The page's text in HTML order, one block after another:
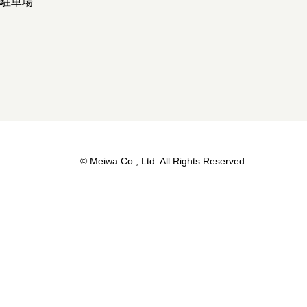
© Meiwa Co., Ltd. All Rights Reserved.